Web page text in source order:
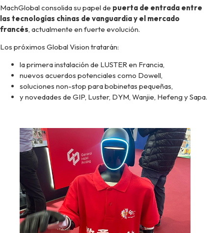
MachGlobal consolida su papel de puerta de entrada entre
las tecnologías chinas de vanguardia y el mercado
francés, actualmente en fuerte evolución.
Los próximos Global Vision tratarán:
la primera instalación de LUSTER en Francia,
nuevos acuerdos potenciales como Dowell,
soluciones non-stop para bobinetas pequeñas,
y novedades de GIP, Luster, DYM, Wanjie, Hefeng y Sapa.